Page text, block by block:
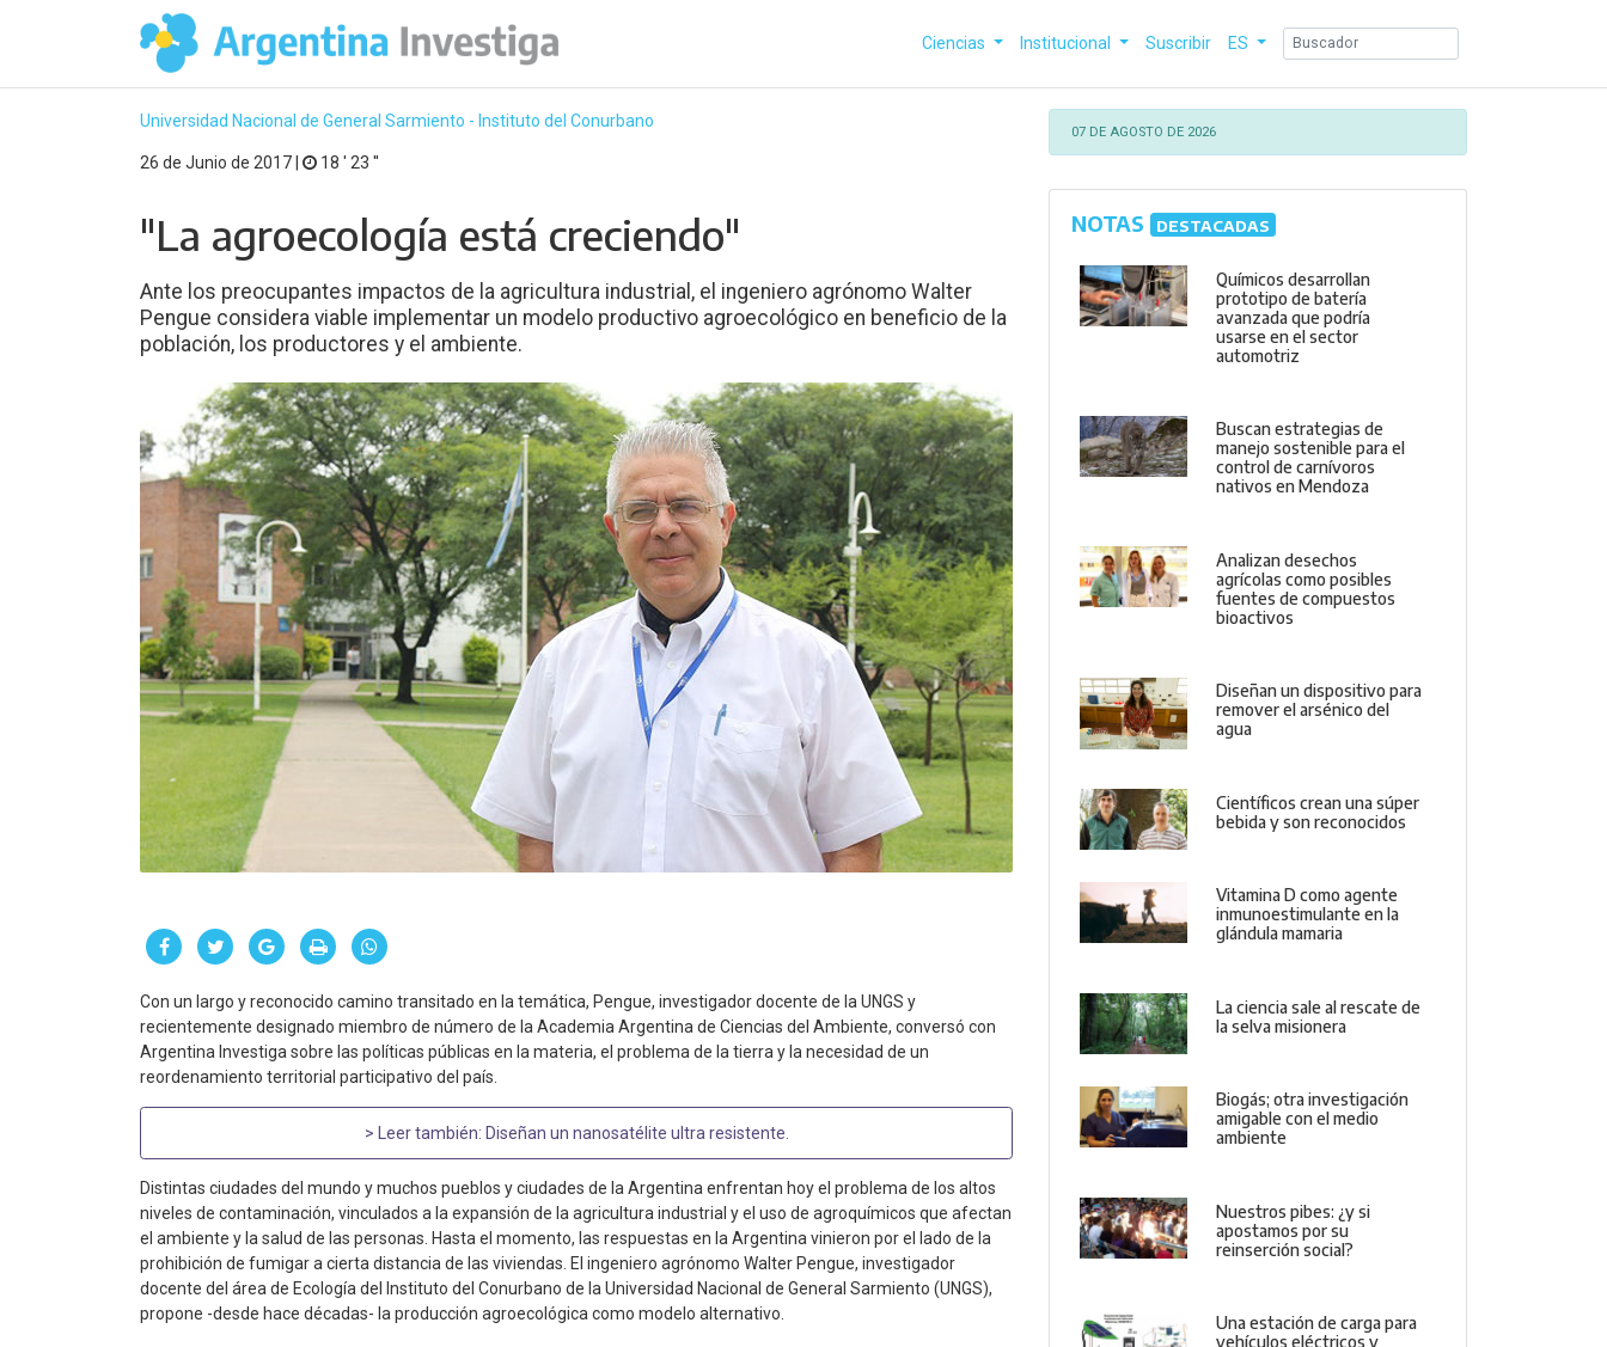
Ciencias Institucional Suscribir ES
Universidad Nacional de General Sarmiento - Instituto del Conurbano
26 de Junio de 2017 | 18 ′ 23 ′′
"La agroecología está creciendo"
Ante los preocupantes impactos de la agricultura industrial, el ingeniero agrónomo Walter
Pengue considera viable implementar un modelo productivo agroecológico en beneficio de la
población, los productores y el ambiente.
Con un largo y reconocido camino transitado en la temática, Pengue, investigador docente de la UNGS y
recientemente designado miembro de número de la Academia Argentina de Ciencias del Ambiente, conversó con
Argentina Investiga sobre las políticas públicas en la materia, el problema de la tierra y la necesidad de un
reordenamiento territorial participativo del país.
> Leer también: Diseñan un nanosatélite ultra resistente
Distintas ciudades del mundo y muchos pueblos y ciudades de la Argentina enfrentan hoy el problema de los altos
niveles de contaminación, vinculados a la expansión de la agricultura industrial y el uso de agroquímicos que afectan
el ambiente y la salud de las personas. Hasta el momento, las respuestas en la Argentina vinieron por el lado de la
prohibición de fumigar a cierta distancia de las viviendas. El ingeniero agrónomo Walter Pengue, investigador
docente del área de Ecología del Instituto del Conurbano de la Universidad Nacional de General Sarmiento (UNGS),
propone -desde hace décadas- la producción agroecológica como modelo alternativo.
07 DE AGOSTO DE 2026
NOTAS DESTACADAS
Químicos desarrollan
prototipo de batería
avanzada que podría
usarse en el sector
automotriz
Buscan estrategias de
manejo sostenible para el
control de carnívoros
nativos en Mendoza
Analizan desechos
agrícolas como posibles
fuentes de compuestos
bioactivos
Diseñan un dispositivo para
remover el arsénico del
agua
Científicos crean una súper
bebida y son reconocidos
Vitamina D como agente
inmunoestimulante en la
glándula mamaria
La ciencia sale al rescate de
la selva misionera
Biogás; otra investigación
amigable con el medio
ambiente
Nuestros pibes: ¿y si
apostamos por su
reinserción social?
Una estación de carga para
vehículos eléctricos y